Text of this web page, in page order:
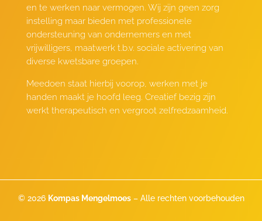
en te werken naar vermogen. Wij zijn geen zorg
instelling maar bieden met professionele
ondersteuning van ondernemers en met
vrijwilligers, maatwerk t.b.v. sociale activering van
diverse kwetsbare groepen.
Meedoen staat hierbij voorop, werken met je
handen maakt je hoofd leeg. Creatief bezig zijn
werkt therapeutisch en vergroot zelfredzaamheid.
© 2026 Kompas Mengelmoes– Alle rechten voorbehouden